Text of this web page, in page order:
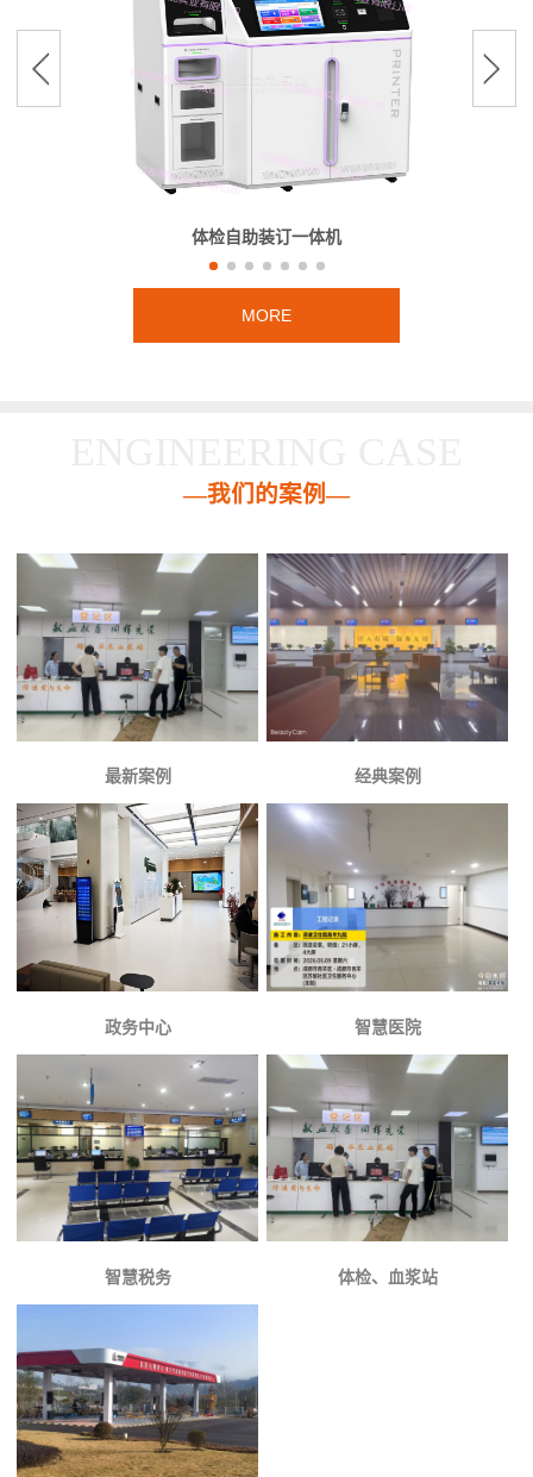
体检自助装订一体机
MORE
—我们的案例—
最新案例 经典案例
政务中心 智慧医院
智慧税务 体检、血浆站